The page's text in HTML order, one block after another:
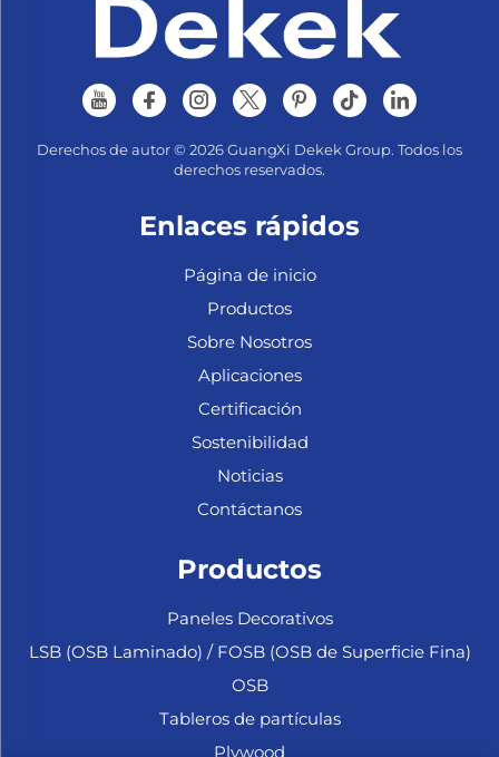
Derechos de autor © 2026 GuangXi Dekek Group. Todos los
derechos reservados.
Enlaces rápidos
Página de inicio
Productos
Sobre Nosotros
Aplicaciones
Certificación
Sostenibilidad
Noticias
Contáctanos
Productos
Paneles Decorativos
LSB (OSB Laminado) / FOSB (OSB de Superficie Fina)
OSB
Tableros de partículas
Plywood